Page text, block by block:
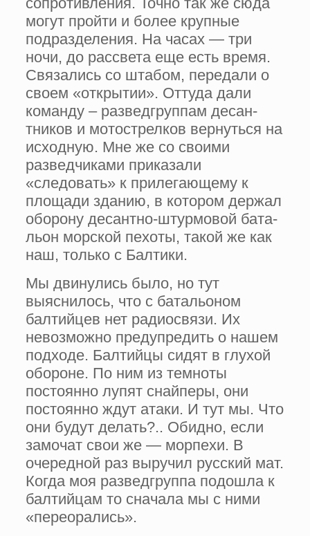
могут пройти и более крупные
подразделения. На часах — три
ночи, до рассвета еще есть время.
Свя­зались со штабом, передали о
своем «открытии». Оттуда дали
команду – раз­ведгруппам десан­
тников и мотост­релков вернуться на
исходную. Мне же со своими
развед­чиками приказали
«следовать» к приле­гающему к
площади зданию, в котором держал
оборону десантно-штурмовой бата­
льон морской пехоты, такой же как
наш, только с Балтики.
Мы двинулись было, но тут
выяснилось, что с батальоном
балтийцев нет радиосвязи. Их
невоз­можно предупредить о нашем
подходе. Балтийцы сидят в глухой
обороне. По ним из темноты
постоянно лупят снай­перы, они
постоянно ждут атаки. И тут мы. Что
они будут делать?.. Обидно, если
замочат свои же — морпехи. В
очередной раз выручил русский мат.
Когда моя разведгруппа подош­ла к
балтийцам то сначала мы с ними
«переорались».